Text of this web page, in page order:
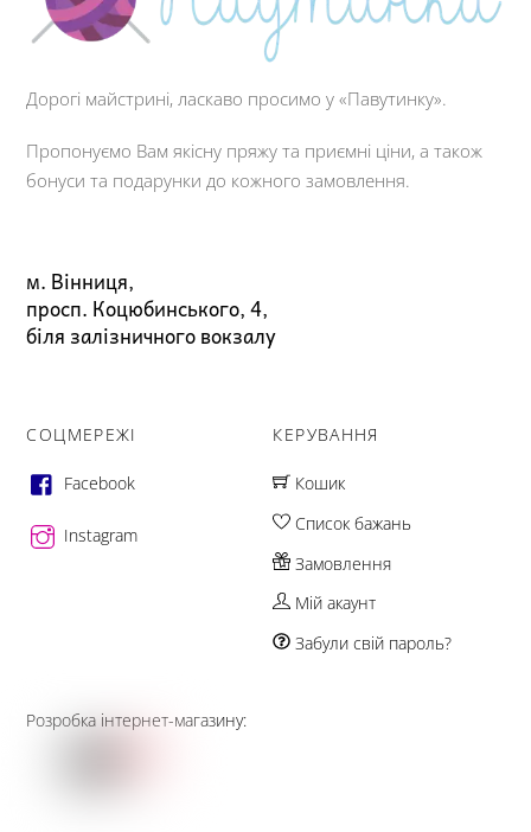
Дорогі майстрині, ласкаво просимо у «Павутинку».
Пропонуємо Вам якісну пряжу та приємні ціни, а також
бонуси та подарунки до кожного замовлення.
м. Вінниця,
просп. Коцюбинського, 4,
біля залізничного вокзалу
СОЦМЕРЕЖІ
Facebook
Instagram
КЕРУВАННЯ
Кошик
Список бажань
Замовлення
Мій акаунт
Забули свій пароль?
Розробка інтернет-магазину: